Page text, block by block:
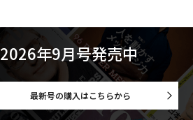
2026年9月号発売中
最新号の購入はこちらから